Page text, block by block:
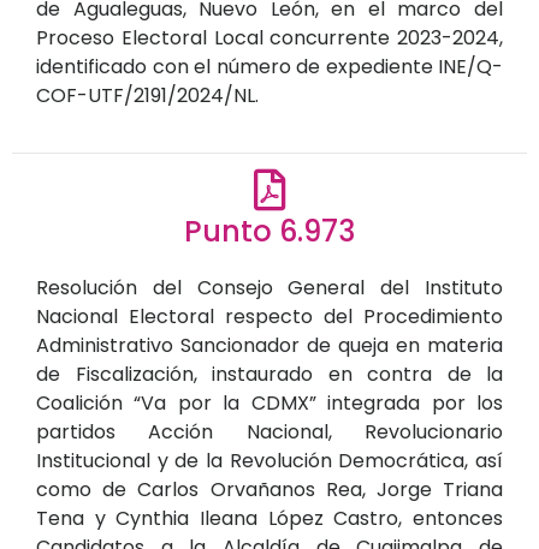
de Agualeguas, Nuevo León, en el marco del
Proceso Electoral Local concurrente 2023-2024,
identificado con el número de expediente INE/Q-
COF-UTF/2191/2024/NL.
Punto 6.973
Resolución del Consejo General del Instituto
Nacional Electoral respecto del Procedimiento
Administrativo Sancionador de queja en materia
de Fiscalización, instaurado en contra de la
Coalición “Va por la CDMX” integrada por los
partidos Acción Nacional, Revolucionario
Institucional y de la Revolución Democrática, así
como de Carlos Orvañanos Rea, Jorge Triana
Tena y Cynthia Ileana López Castro, entonces